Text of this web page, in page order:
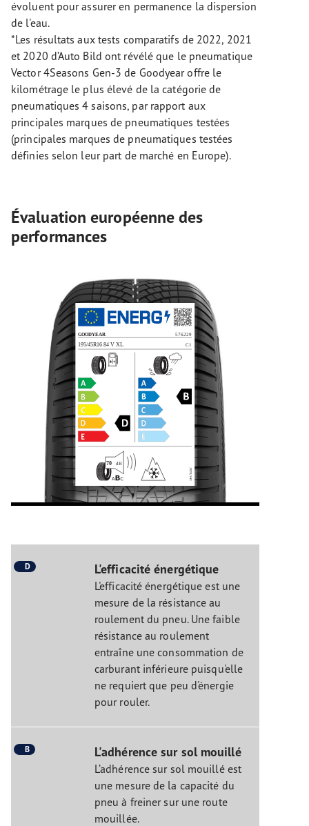
évoluent pour assurer en permanence la dispersion
de l'eau.
*Les résultats aux tests comparatifs de 2022, 2021
et 2020 d’Auto Bild ont révélé que le pneumatique
Vector 4Seasons Gen-3 de Goodyear offre le
kilométrage le plus élevé de la catégorie de
pneumatiques 4 saisons, par rapport aux
principales marques de pneumatiques testées
(principales marques de pneumatiques testées
définies selon leur part de marché en Europe).
Évaluation européenne des
performances
D L'efficacité énergétique
L'efficacité énergétique est une
mesure de la résistance au
roulement du pneu. Une faible
résistance au roulement
entraîne une consommation de
carburant inférieure puisqu'elle
ne requiert que peu d'énergie
pour rouler.
B L'adhérence sur sol mouillé
L’adhérence sur sol mouillé est
une mesure de la capacité du
pneu à freiner sur une route
mouillée.